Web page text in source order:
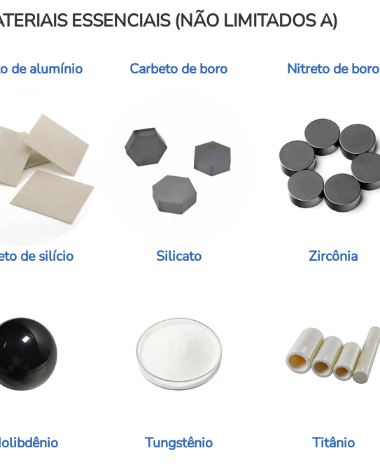
ESSENCIAIS (NÃO LIMITADOS A)
de alumínio Carbeto de boro Nitreto de boro
de silício Silicato Zircônia
Tungstênio Titânio